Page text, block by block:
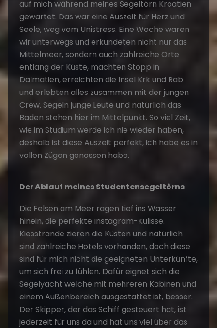
auf mich während meines Segeltörn Kroatien
gewartet. Das war eine Auszeit für Herz und
Seele, weg vom Unistress. Eine Woche waren
wir unterwegs und erkundeten nicht nur das
Mittelmeer, sondern auch zahlreiche Orte
entlang der Küste, machten Stopp in
Dalmatien, erreichten die Insel Krk und Rab
und erlebten alles zusammen mit der jungen
Crew. Segeln junge Leute und natürlich das
Baden stehen hier im Mittelpunkt. So viel Zeit,
wie im Studium werde ich nie wieder haben,
deshalb ist diese Auszeit perfekt, ich habe es in
vollen Zügen genossen habe.
Der Ablauf meines Studentensegeltörns
Die Felsen am Meer ragen tief ins Wasser
hinein, die perfekte Instagram-Kulisse.
Kiesstrände zieren die Küsten und natürlich
sind zahlreiche Hotels vorhanden, doch diese
sind für mich nicht die geeigneten Unterkünfte,
um sich frei zu fühlen. Dafür eignet sich die
Segelyacht welche mit mehreren Kabinen und
einem Außenbereich ausgestattet ist, besser.
Der Skipper, der das Schiff gesteuert hat, ist
jederzeit für uns da und hat uns viel über das